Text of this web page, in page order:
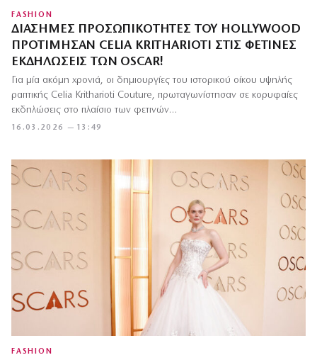
FASHION
ΔΙΆΣΗΜΕΣ ΠΡΟΣΩΠΙΚΌΤΗΤΕΣ ΤΟΥ HOLLYWOOD
ΠΡΟΤΊΜΗΣΑΝ CELIA KRITHARIOTI ΣΤΙΣ ΦΕΤΙΝΈΣ
ΕΚΔΗΛΏΣΕΙΣ ΤΩΝ OSCAR!
16.03.2026 — 13:49
Για μία ακόμη χρονιά, οι δημιουργίες του ιστορικού οίκου υψηλής
ραπτικής Celia Kritharioti Couture, πρωταγωνίστησαν σε κορυφαίες
εκδηλώσεις στο πλαίσιο των φετινών…
FASHION